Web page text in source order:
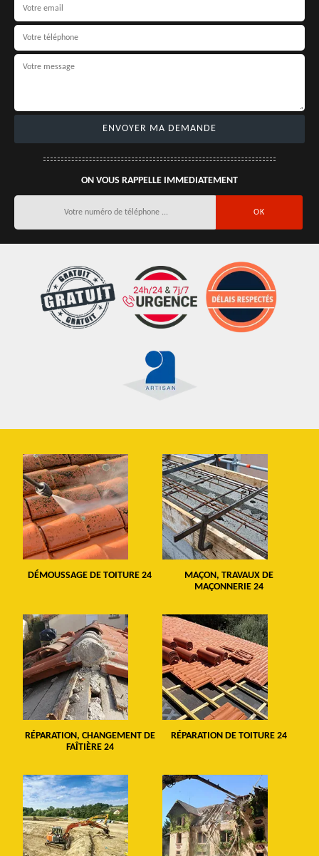
ON VOUS RAPPELLE IMMEDIATEMENT
DÉMOUSSAGE DE TOITURE 24
MAÇON, TRAVAUX DE
MAÇONNERIE 24
RÉPARATION, CHANGEMENT DE
FAÎTIÈRE 24
RÉPARATION DE TOITURE 24